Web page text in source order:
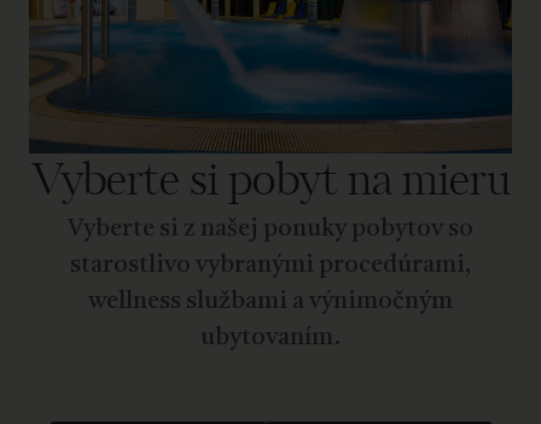
Vyberte si pobyt na mieru
Vyberte si z našej ponuky pobytov so
starostlivo vybranými procedúrami,
wellness službami a výnimočným
ubytovaním.